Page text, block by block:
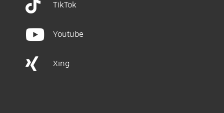
TikTok
Youtube
Xing